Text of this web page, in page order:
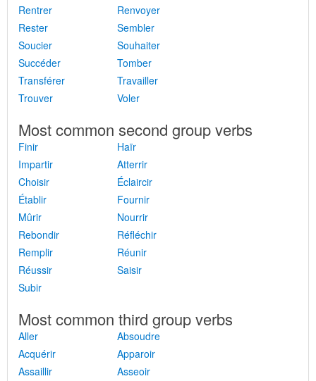
Rentrer
Renvoyer
Rester
Sembler
Soucier
Souhaiter
Succéder
Tomber
Transférer
Travailler
Trouver
Voler
Most common second group verbs
Finir
Haïr
Impartir
Atterrir
Choisir
Éclaircir
Établir
Fournir
Mûrir
Nourrir
Rebondir
Réfléchir
Remplir
Réunir
Réussir
Saisir
Subir
Most common third group verbs
Aller
Absoudre
Acquérir
Apparoir
Assaillir
Asseoir